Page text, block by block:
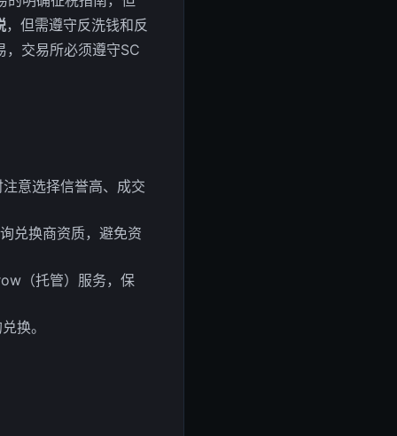
，但需遵守反洗钱和反
，交易所必须遵守SC
意选择信誉高、成交
兑换商资质，避免资
（托管）服务，保
换。